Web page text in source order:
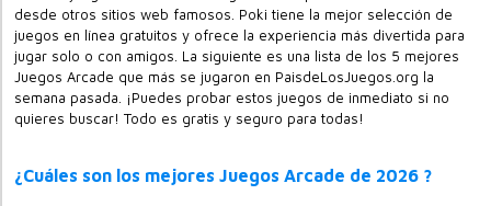
desde otros sitios web famosos. Poki tiene la mejor selección de
juegos en línea gratuitos y ofrece la experiencia más divertida para
jugar solo o con amigos. La siguiente es una lista de los 5 mejores
Juegos Arcade que más se jugaron en PaisdeLosJuegos.org la
semana pasada. ¡Puedes probar estos juegos de inmediato si no
quieres buscar! Todo es gratis y seguro para todas!
¿Cuáles son los mejores Juegos Arcade de 2026 ?